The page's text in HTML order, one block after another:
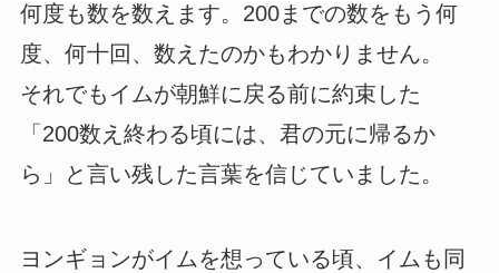
何度も数を数えます。200までの数をもう何
度、何十回、数えたのかもわかりません。
それでもイムが朝鮮に戻る前に約束した
「200数え終わる頃には、君の元に帰るか
ら」と言い残した言葉を信じていました。
ヨンギョンがイムを想っている頃、イムも同